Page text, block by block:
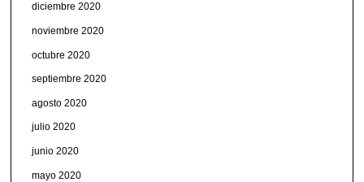
diciembre 2020
noviembre 2020
octubre 2020
septiembre 2020
agosto 2020
julio 2020
junio 2020
mayo 2020